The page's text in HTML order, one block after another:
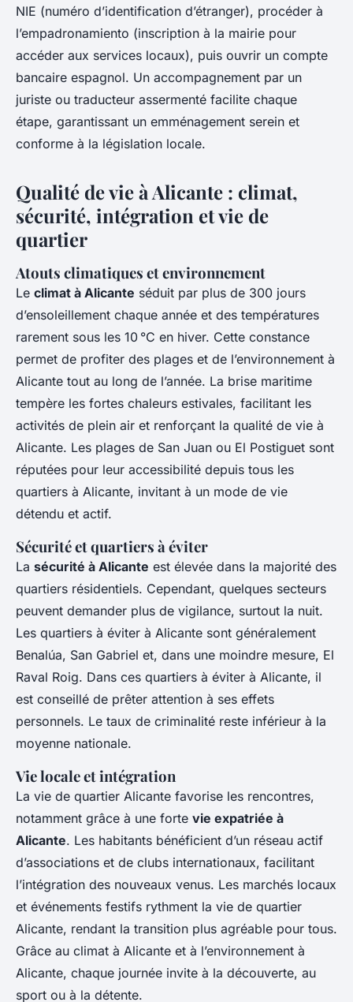
NIE (numéro d’identification d’étranger), procéder à
l’empadronamiento (inscription à la mairie pour
accéder aux services locaux), puis ouvrir un compte
bancaire espagnol. Un accompagnement par un
juriste ou traducteur assermenté facilite chaque
étape, garantissant un emménagement serein et
conforme à la législation locale.
Qualité de vie à Alicante : climat,
sécurité, intégration et vie de
quartier
Atouts climatiques et environnement
Le climat à Alicante séduit par plus de 300 jours
d’ensoleillement chaque année et des températures
rarement sous les 10 °C en hiver. Cette constance
permet de profiter des plages et de l’environnement à
Alicante tout au long de l’année. La brise maritime
tempère les fortes chaleurs estivales, facilitant les
activités de plein air et renforçant la qualité de vie à
Alicante. Les plages de San Juan ou El Postiguet sont
réputées pour leur accessibilité depuis tous les
quartiers à Alicante, invitant à un mode de vie
détendu et actif.
Sécurité et quartiers à éviter
La sécurité à Alicante est élevée dans la majorité des
quartiers résidentiels. Cependant, quelques secteurs
peuvent demander plus de vigilance, surtout la nuit.
Les quartiers à éviter à Alicante sont généralement
Benalúa, San Gabriel et, dans une moindre mesure, El
Raval Roig. Dans ces quartiers à éviter à Alicante, il
est conseillé de prêter attention à ses effets
personnels. Le taux de criminalité reste inférieur à la
moyenne nationale.
Vie locale et intégration
La vie de quartier Alicante favorise les rencontres,
notamment grâce à une forte vie expatriée à
Alicante. Les habitants bénéficient d’un réseau actif
d’associations et de clubs internationaux, facilitant
l’intégration des nouveaux venus. Les marchés locaux
et événements festifs rythment la vie de quartier
Alicante, rendant la transition plus agréable pour tous.
Grâce au climat à Alicante et à l’environnement à
Alicante, chaque journée invite à la découverte, au
sport ou à la détente.